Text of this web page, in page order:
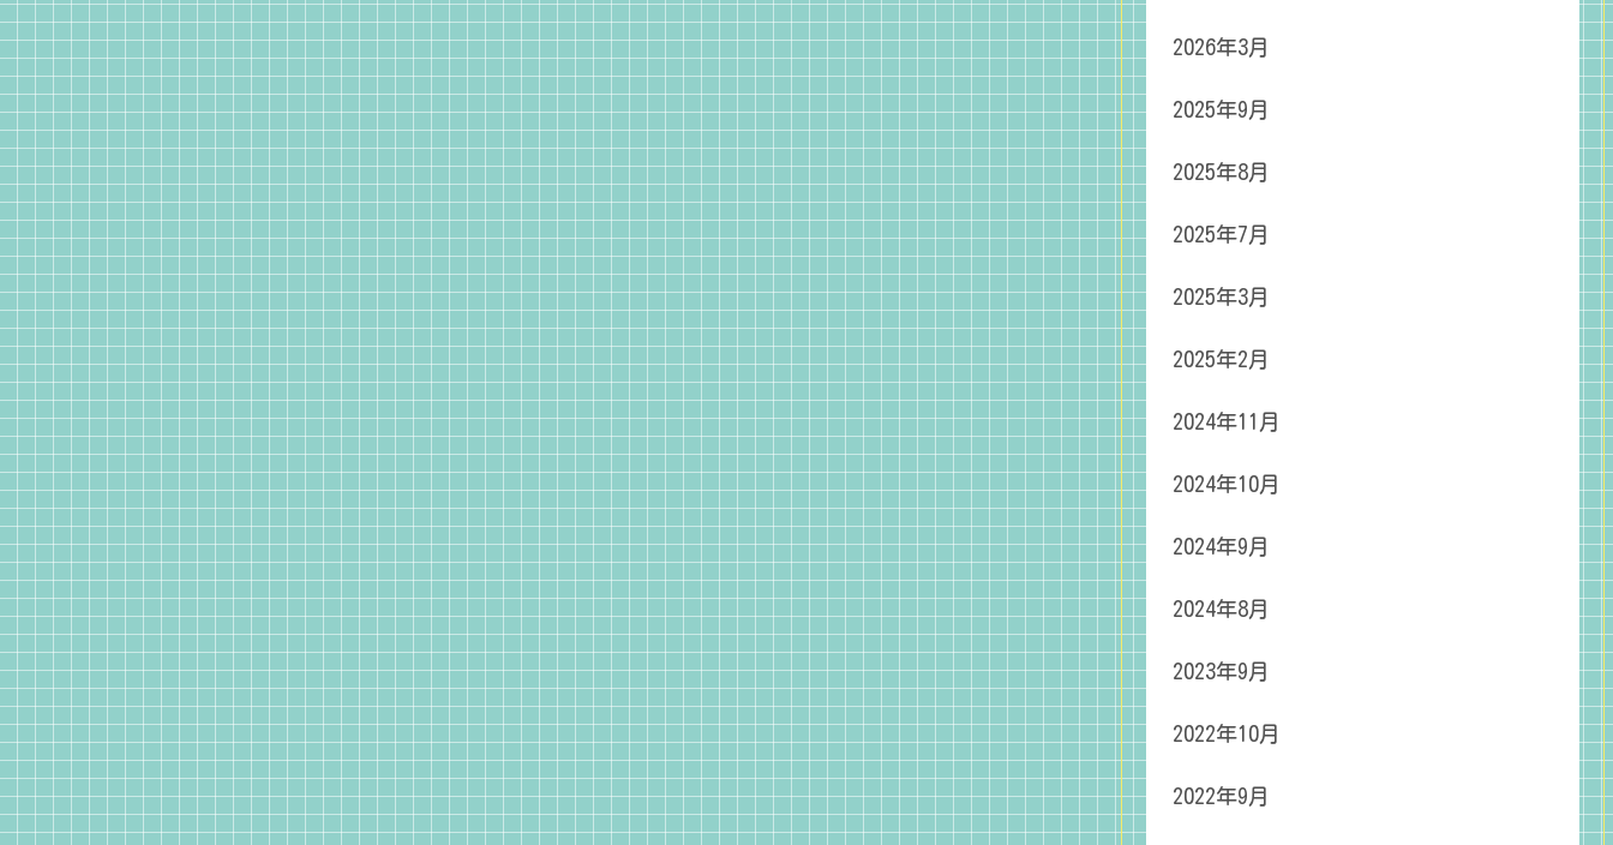
2026年3月
2025年9月
2025年8月
2025年7月
2025年3月
2025年2月
2024年11月
2024年10月
2024年9月
2024年8月
2023年9月
2022年10月
2022年9月